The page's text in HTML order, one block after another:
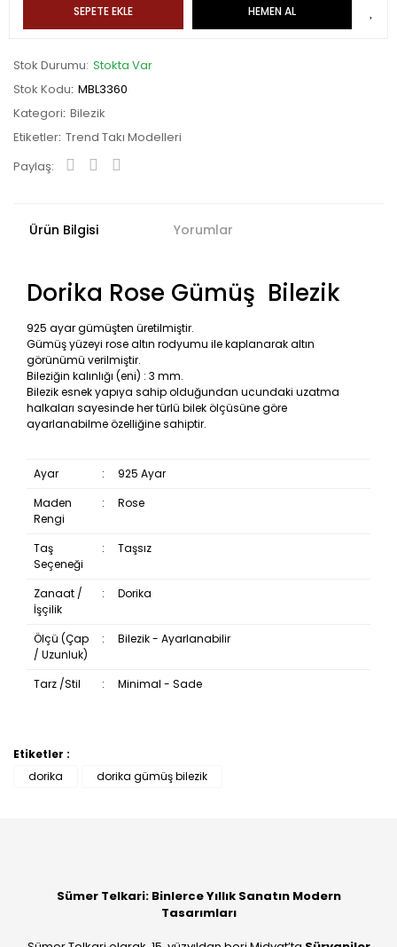
SEPETE EKLE HEMEN AL
Stok Durumu Stokta Var
Stok Kodu MBL3360
Kategori Bilezik
Etiketler Trend Takı Modelleri
Paylaş:
Ürün Bilgisi Yorumlar
Dorika Rose Gümüş Bilezik
925 ayar gümüşten üretilmiştir.
Gümüş yüzeyi rose altın rodyumu ile kaplanarak altın
görünümü verilmiştir.
Bileziğin kalınlığı (eni) : 3 mm.
Bilezik esnek yapıya sahip olduğundan ucundaki uzatma
halkaları sayesinde her türlü bilek ölçüsüne göre
ayarlanabilme özelliğine sahiptir.
Ayar :
925 Ayar
Maden
Rengi
: Rose
Taş
Seçeneği
: Taşsız
Zanaat /
İşçilik
: Dorika
Ölçü (Çap
/ Uzunluk)
: Bilezik - Ayarlanabilir
Tarz /Stil : Minimal - Sade
Bu ürüne ilk yorumu siz yapın!
Etiketler :
dorika
dorika gümüş bilezik
Sümer Telkari: Binlerce Yıllık Sanatın Modern
Tasarımları